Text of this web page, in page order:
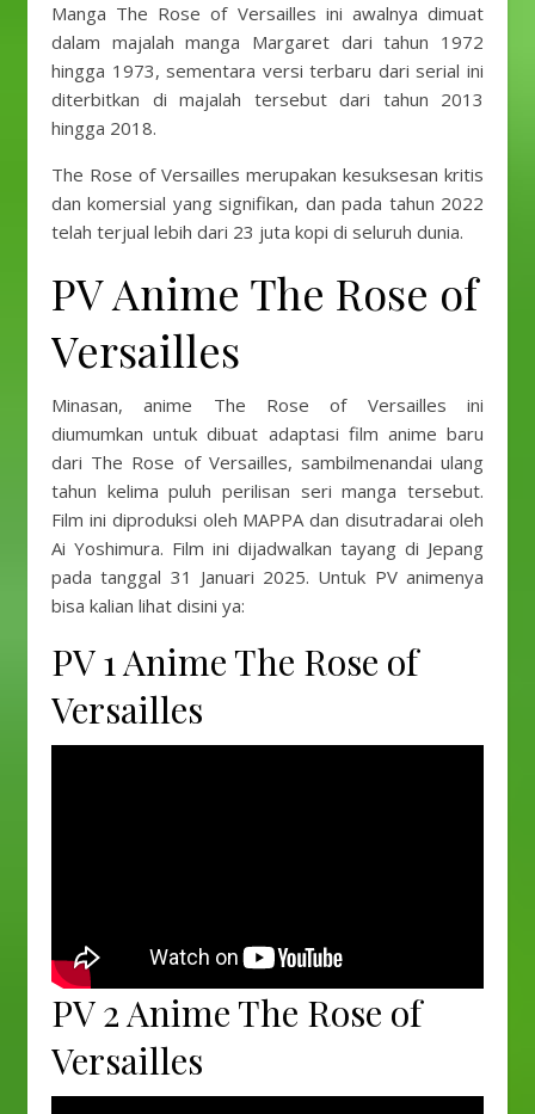
Manga The Rose of Versailles ini awalnya dimuat
dalam majalah manga Margaret dari tahun 1972
hingga 1973, sementara versi terbaru dari serial ini
diterbitkan di majalah tersebut dari tahun 2013
hingga 2018.
The Rose of Versailles merupakan kesuksesan kritis
dan komersial yang signifikan, dan pada tahun 2022
telah terjual lebih dari 23 juta kopi di seluruh dunia.
PV Anime The Rose of
Versailles
Minasan, anime The Rose of Versailles ini
diumumkan untuk dibuat adaptasi film anime baru
dari The Rose of Versailles, sambilmenandai ulang
tahun kelima puluh perilisan seri manga tersebut.
Film ini diproduksi oleh MAPPA dan disutradarai oleh
Ai Yoshimura. Film ini dijadwalkan tayang di Jepang
pada tanggal 31 Januari 2025. Untuk PV animenya
bisa kalian lihat disini ya:
PV 1 Anime The Rose of
Versailles
PV 2 Anime The Rose of
Versailles